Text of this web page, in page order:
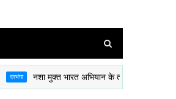
नशा मुक्त भारत अभियान के तहत 8 BH BN NCC